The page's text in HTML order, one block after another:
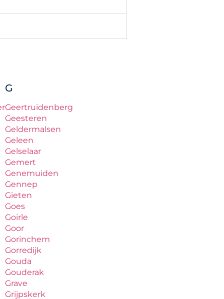
G
Geertruidenberg
Geesteren
Geldermalsen
Geleen
Gelselaar
Gemert
Genemuiden
Gennep
Gieten
Goes
Goirle
Goor
Gorinchem
Gorredijk
Gouda
Gouderak
Grave
Grijpskerk